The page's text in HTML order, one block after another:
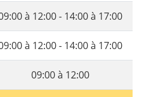
à 12:00 - 14:00 à 17:00
à 12:00 - 14:00 à 17:00
09:00 à 12:00